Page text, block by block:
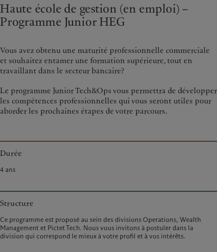
Haute école de gestion (en emploi) –
Programme Junior HEG
Vous avez obtenu une maturité professionnelle commerciale
et souhaitez entamer une formation supérieure, tout en
travaillant dans le secteur bancaire?
Le programme Junior Tech&Ops vous permettra de développer
les compétences professionnelles qui vous seront utiles pour
aborder les prochaines étapes de votre parcours.
Durée
4 ans
Structure
Ce programme est proposé au sein des divisions Operations, Wealth
Management et Pictet Tech. Nous vous invitons à postuler dans la
division qui correspond le mieux à votre profil et à vos intérêts.